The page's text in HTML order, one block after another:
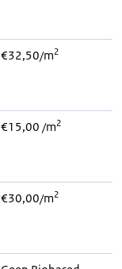
€32,50/m2
€15,00 /m2
€30,00/m2